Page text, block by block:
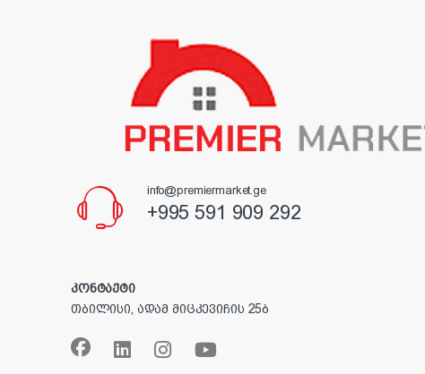
info@premiermarket.ge
+995 591 909 292
კონტაქტი
თბილისი, ადამ მიცკევიჩის 25ბ